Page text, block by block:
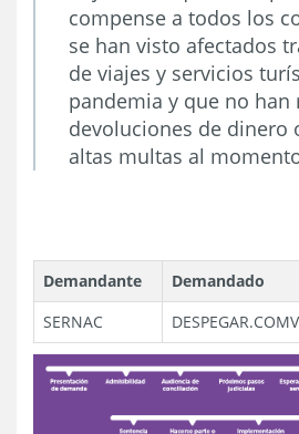
compense a todos los
se han visto afectados
de viajes y servicios
pandemia y que no han
devoluciones de dinero
altas multas al
Demandante
Demandado
SERNAC
DESPEGAR.COM